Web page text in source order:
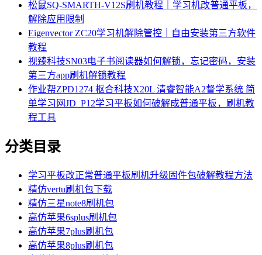
松鼠SQ-SMARTH-V12S刷机教程｜学习机改普通平板，
解除应用限制
Eigenvector ZC20学习机解除管控｜自由安装第三方软件
教程
视臻科技SN03电子书阅读器如何解锁，忘记密码，安装
第三方app刷机解锁教程
作业帮ZPD1274 枢合科技X20L 清睿智能A2督学系统 简
单学习网JD_P12学习平板如何破解成普通平板，刷机教
程工具
分类目录
学习平板改正常普通平板刷机升级固件包破解教程方法
精仿vertu刷机包下载
精仿三星note8刷机包
高仿苹果6splus刷机包
高仿苹果7plus刷机包
高仿苹果8plus刷机包